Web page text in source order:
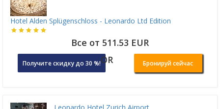
Hotel Alden Splügenschloss - Leonardo Ltd Edition
Все от 511.53 EUR
Получите скидку до 30 %!OR Бронируй сейчас